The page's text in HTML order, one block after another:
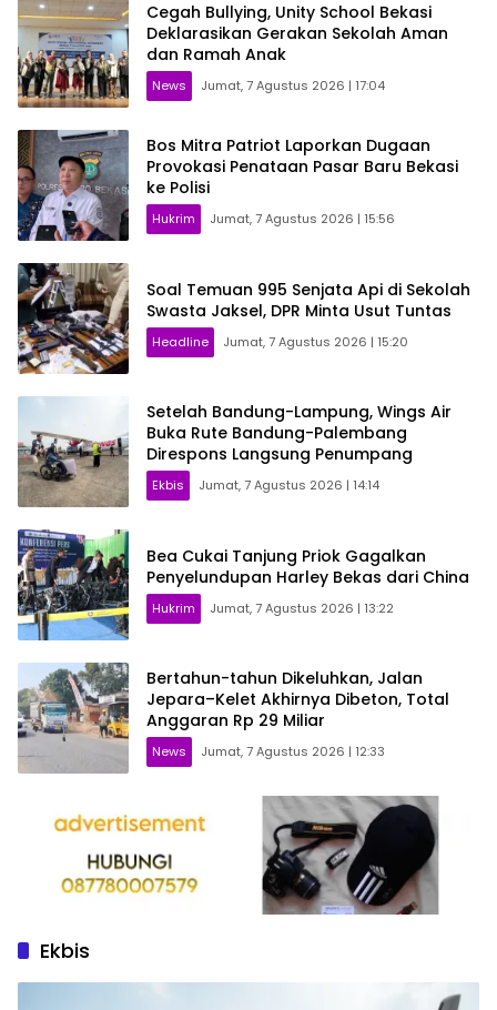
Cegah Bullying, Unity School Bekasi
Deklarasikan Gerakan Sekolah Aman
dan Ramah Anak
News Jumat, 7 Agustus 2026 | 17:04
Bos Mitra Patriot Laporkan Dugaan
Provokasi Penataan Pasar Baru Bekasi
ke Polisi
Hukrim Jumat, 7 Agustus 2026 | 15:56
Soal Temuan 995 Senjata Api di Sekolah
Swasta Jaksel, DPR Minta Usut Tuntas
Headline Jumat, 7 Agustus 2026 | 15:20
Setelah Bandung-Lampung, Wings Air
Buka Rute Bandung-Palembang
Direspons Langsung Penumpang
Ekbis Jumat, 7 Agustus 2026 | 14:14
Bea Cukai Tanjung Priok Gagalkan
Penyelundupan Harley Bekas dari China
Hukrim Jumat, 7 Agustus 2026 | 13:22
Bertahun-tahun Dikeluhkan, Jalan
Jepara–Kelet Akhirnya Dibeton, Total
Anggaran Rp 29 Miliar
News Jumat, 7 Agustus 2026 | 12:33
Ekbis